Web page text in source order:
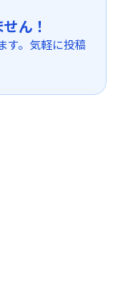
ん！
す。気軽に投稿